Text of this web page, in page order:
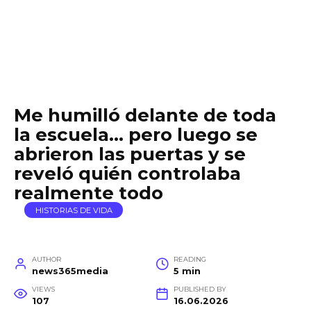
Me humilló delante de toda
la escuela… pero luego se
abrieron las puertas y se
reveló quién controlaba
realmente todo
HISTORIAS DE VIDA
AUTHOR
news365media
READING
5 min
VIEWS
107
PUBLISHED BY
16.06.2026